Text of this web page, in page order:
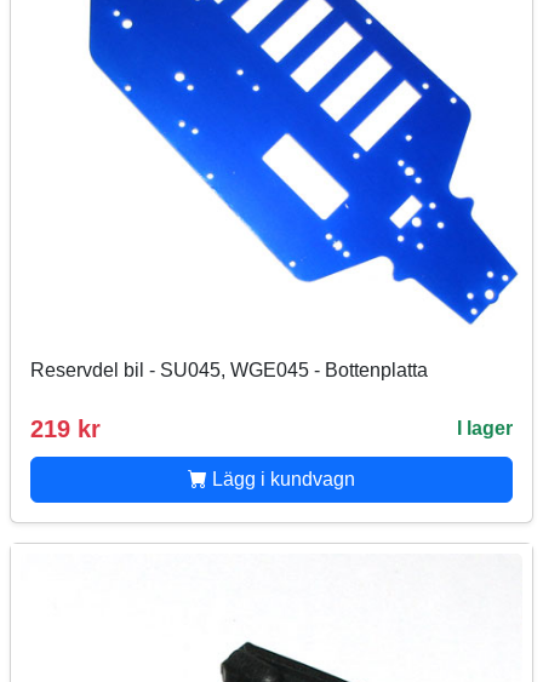
Reservdel bil - SU045, WGE045 - Bottenplatta
219 kr I lager
Lägg i kundvagn